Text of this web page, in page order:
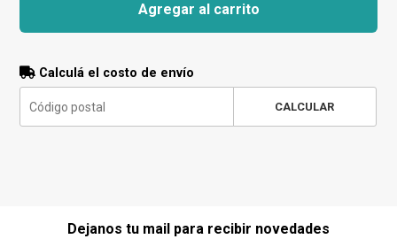
Agregar al carrito
Calculá el costo de envío
CALCULAR
Dejanos tu mail para recibir novedades